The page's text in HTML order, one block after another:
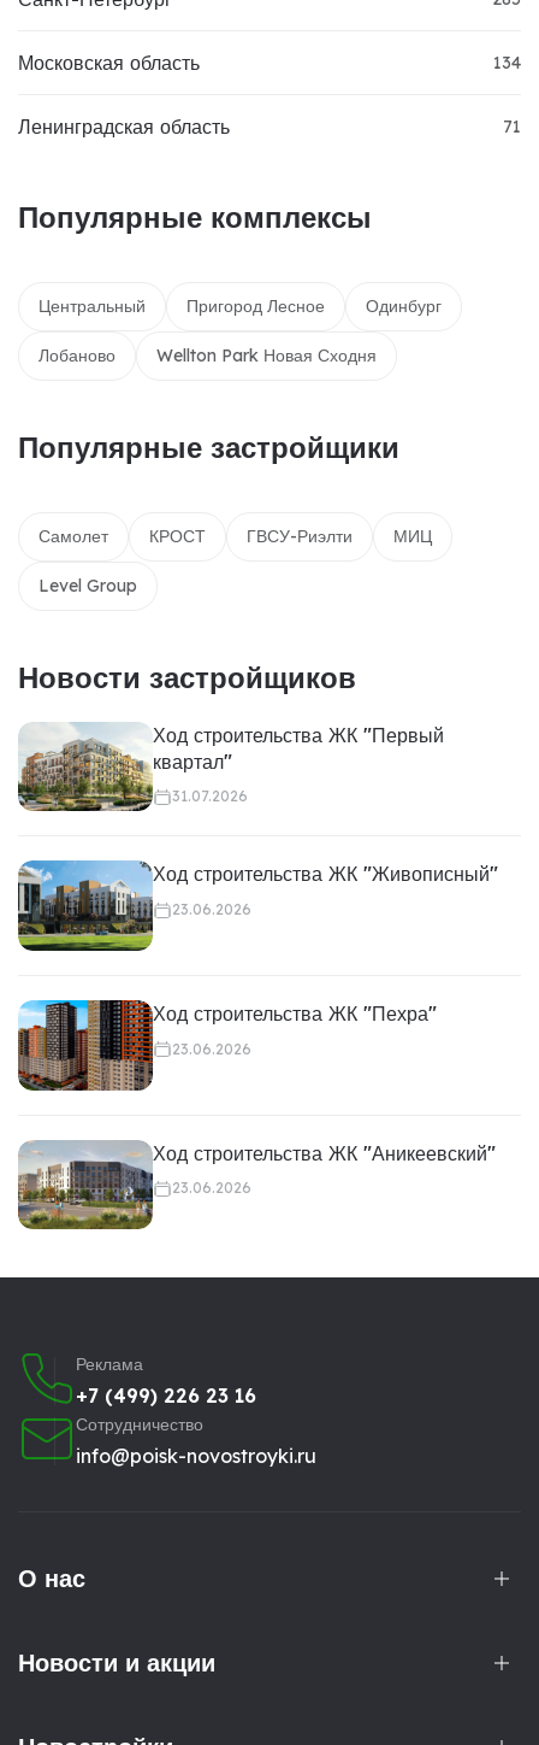
Московская область 134
Ленинградская область 71
Популярные комплексы
Центральный Пригород Лесное Одинбург
Лобаново Wellton Park Новая Сходня
Популярные застройщики
Самолет КРОСТ ГВСУ-Риэлти МИЦ
Level Group
Новости застройщиков
Ход строительства ЖК "Первый
квартал"
31.07.2026
Ход строительства ЖК "Живописный"
23.06.2026
Ход строительства ЖК "Пехра"
23.06.2026
Ход строительства ЖК "Аникеевский"
23.06.2026
Реклама
+7 (499) 226 23 16
Сотрудничество
info@poisk-novostroyki.ru
О нас
Новости и акции